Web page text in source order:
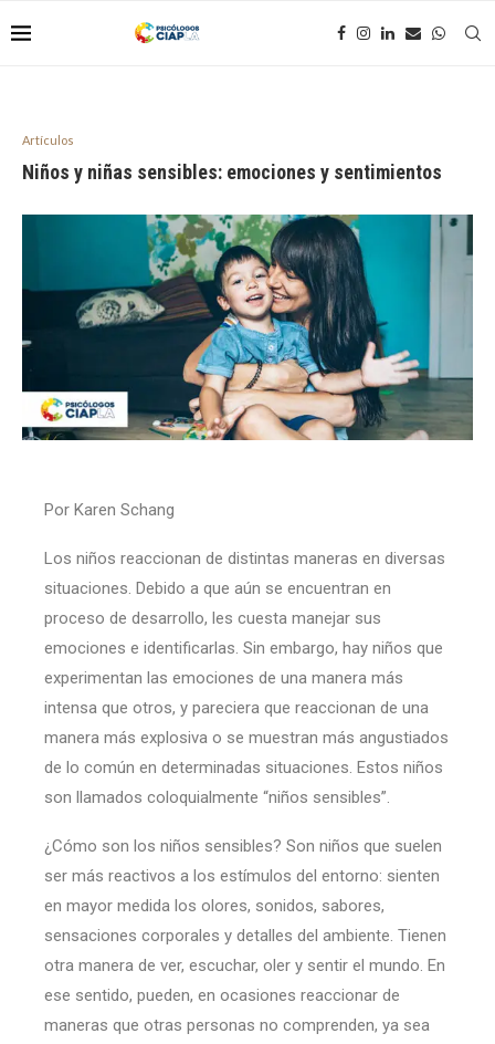
Artículos
Niños y niñas sensibles: emociones y sentimientos
Por Karen Schang
Los niños reaccionan de distintas maneras en diversas
situaciones. Debido a que aún se encuentran en
proceso de desarrollo, les cuesta manejar sus
emociones e identificarlas. Sin embargo, hay niños que
experimentan las emociones de una manera más
intensa que otros, y pareciera que reaccionan de una
manera más explosiva o se muestran más angustiados
de lo común en determinadas situaciones. Estos niños
son llamados coloquialmente “niños sensibles”.
¿Cómo son los niños sensibles? Son niños que suelen
ser más reactivos a los estímulos del entorno: sienten
en mayor medida los olores, sonidos, sabores,
sensaciones corporales y detalles del ambiente. Tienen
otra manera de ver, escuchar, oler y sentir el mundo. En
ese sentido, pueden, en ocasiones reaccionar de
maneras que otras personas no comprenden, ya sea